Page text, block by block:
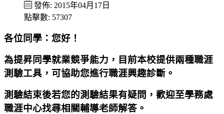
發佈: 2015年04月17日
點擊數: 57307
各位同學：您好！
為提昇同學就業競爭能力，目前本校提供兩種職涯
測驗工具，可協助您進行職涯興趣診斷。
測驗結束後若您的測驗結果有疑問，歡迎至學務處
職涯中心找尋相關輔導老師解答。